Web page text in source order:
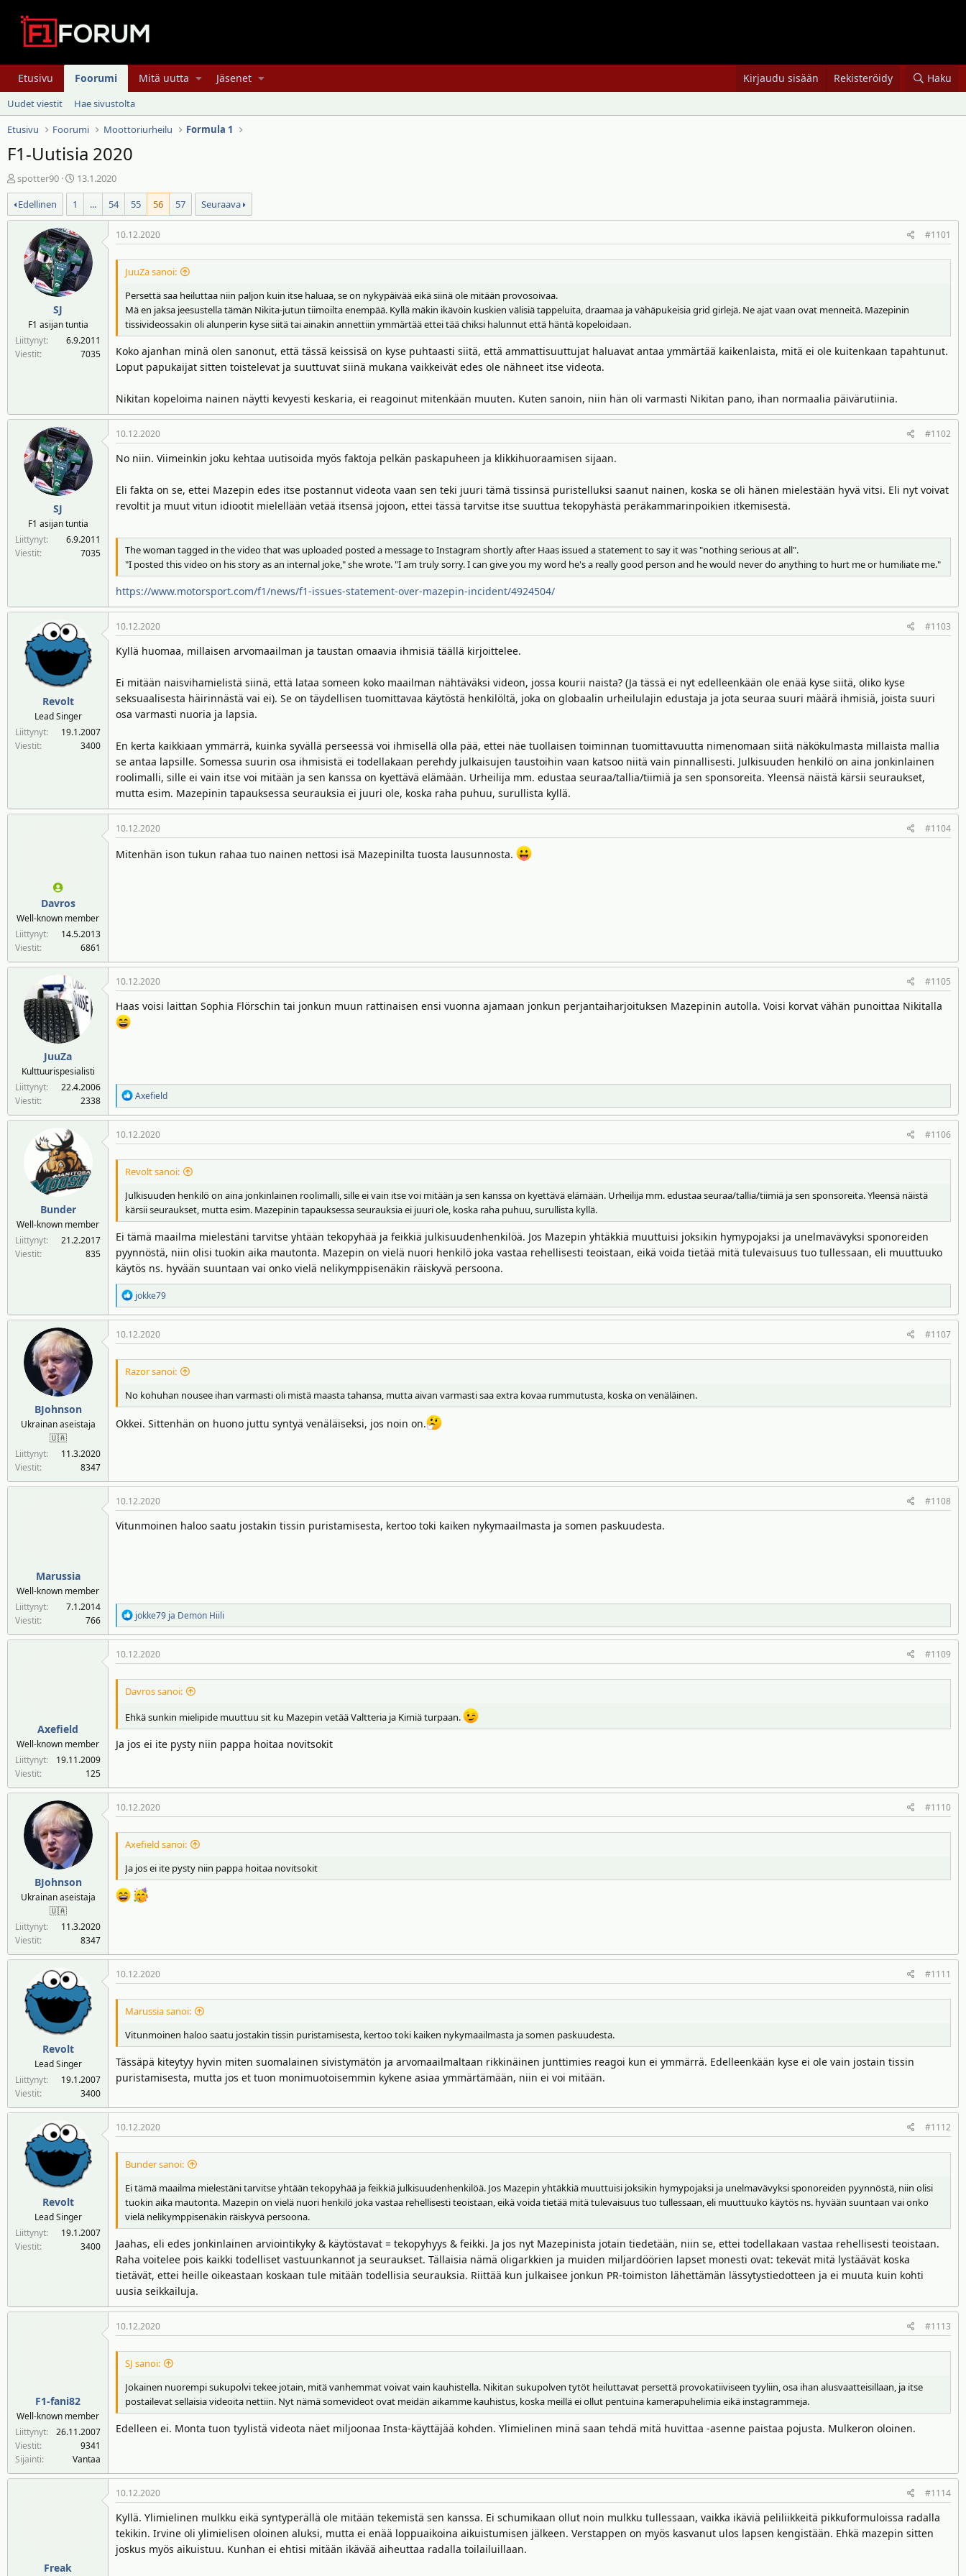
Etusivu Foorumi Mitä uutta Jäsenet Kirjaudu sisään Rekisteröidy Haku
Uudet viestit
Hae sivustolta
Etusivu
Foorumi Moottoriurheilu Formula 1
F1-Uutisia 2020
V
i
e
s
n
a
t
spotter90
A
l
i
t
u
s
p
ä
v
ä
m
13.1.2020
Edellinen
1 ... 54 55 56 57 Seuraava
SJ
F1 asijan tuntia
Liittynyt
6.9.2011
Viestit
7035
10.12.2020 #1101
JuuZa sanoi:
Persettä saa heiluttaa niin paljon kuin itse haluaa, se on nykypäivää eikä siinä ole mitään provosoivaa.
Mä en jaksa jeesustella tämän Nikita-jutun tiimoilta enempää. Kyllä mäkin ikävöin kuskien välisiä tappeluita, draamaa ja vähäpukeisia grid girlejä. Ne ajat vaan ovat menneitä. Mazepinin
tissivideossakin oli alunperin kyse siitä tai ainakin annettiin ymmärtää ettei tää chiksi halunnut että häntä kopeloidaan.
Koko ajanhan minä olen sanonut, että tässä keissisä on kyse puhtaasti siitä, että ammattisuuttujat haluavat antaa ymmärtää kaikenlaista, mitä ei ole kuitenkaan tapahtunut.
Loput papukaijat sitten toistelevat ja suuttuvat siinä mukana vaikkeivät edes ole nähneet itse videota.
Nikitan kopeloima nainen näytti kevyesti keskaria, ei reagoinut mitenkään muuten. Kuten sanoin, niin hän oli varmasti Nikitan pano, ihan normaalia päivärutiinia.
SJ
F1 asijan tuntia
Liittynyt
6.9.2011
Viestit
7035
10.12.2020 #1102
No niin. Viimeinkin joku kehtaa uutisoida myös faktoja pelkän paskapuheen ja klikkihuoraamisen sijaan.
Eli fakta on se, ettei Mazepin edes itse postannut videota vaan sen teki juuri tämä tissinsä puristelluksi saanut nainen, koska se oli hänen mielestään hyvä vitsi. Eli nyt voivat
revoltit ja muut vitun idiootit mielellään vetää itsensä jojoon, ettei tässä tarvitse itse suuttua tekopyhästä peräkammarinpoikien itkemisestä.
The woman tagged in the video that was uploaded posted a message to Instagram shortly after Haas issued a statement to say it was "nothing serious at all".
"I posted this video on his story as an internal joke," she wrote. "I am truly sorry. I can give you my word he's a really good person and he would never do anything to hurt me or humiliate me."
https://www.motorsport.com/f1/news/f1-issues-statement-over-mazepin-incident/4924504/
Revolt
Lead Singer
Liittynyt
19.1.2007
Viestit
3400
10.12.2020 #1103
Kyllä huomaa, millaisen arvomaailman ja taustan omaavia ihmisiä täällä kirjoittelee.
Ei mitään naisvihamielistä siinä, että lataa someen koko maailman nähtäväksi videon, jossa kourii naista? (Ja tässä ei nyt edelleenkään ole enää kyse siitä, oliko kyse
seksuaalisesta häirinnästä vai ei). Se on täydellisen tuomittavaa käytöstä henkilöltä, joka on globaalin urheilulajin edustaja ja jota seuraa suuri määrä ihmisiä, joista suuri
osa varmasti nuoria ja lapsia.
En kerta kaikkiaan ymmärrä, kuinka syvällä perseessä voi ihmisellä olla pää, ettei näe tuollaisen toiminnan tuomittavuutta nimenomaan siitä näkökulmasta millaista mallia
se antaa lapsille. Somessa suurin osa ihmisistä ei todellakaan perehdy julkaisujen taustoihin vaan katsoo niitä vain pinnallisesti. Julkisuuden henkilö on aina jonkinlainen
roolimalli, sille ei vain itse voi mitään ja sen kanssa on kyettävä elämään. Urheilija mm. edustaa seuraa/tallia/tiimiä ja sen sponsoreita. Yleensä näistä kärsii seuraukset,
mutta esim. Mazepinin tapauksessa seurauksia ei juuri ole, koska raha puhuu, surullista kyllä.
Davros
Well-known member
Liittynyt
14.5.2013
Viestit
6861
10.12.2020 #1104
Mitenhän ison tukun rahaa tuo nainen nettosi isä Mazepinilta tuosta lausunnosta.
JuuZa
Kulttuurispesialisti
Liittynyt
22.4.2006
Viestit
2338
10.12.2020 #1105
Haas voisi laittan Sophia Flörschin tai jonkun muun rattinaisen ensi vuonna ajamaan jonkun perjantaiharjoituksen Mazepinin autolla. Voisi korvat vähän punoittaa Nikitalla
R
e
a
k
i
o
t
Axefield
Bunder
Well-known member
Liittynyt
21.2.2017
Viestit
835
10.12.2020 #1106
Revolt sanoi:
Julkisuuden henkilö on aina jonkinlainen roolimalli, sille ei vain itse voi mitään ja sen kanssa on kyettävä elämään. Urheilija mm. edustaa seuraa/tallia/tiimiä ja sen sponsoreita. Yleensä näistä
kärsii seuraukset, mutta esim. Mazepinin tapauksessa seurauksia ei juuri ole, koska raha puhuu, surullista kyllä.
Ei tämä maailma mielestäni tarvitse yhtään tekopyhää ja feikkiä julkisuudenhenkilöä. Jos Mazepin yhtäkkiä muuttuisi joksikin hymypojaksi ja unelmavävyksi sponoreiden
pyynnöstä, niin olisi tuokin aika mautonta. Mazepin on vielä nuori henkilö joka vastaa rehellisesti teoistaan, eikä voida tietää mitä tulevaisuus tuo tullessaan, eli muuttuuko
käytös ns. hyvään suuntaan vai onko vielä nelikymppisenäkin räiskyvä persoona.
R
e
a
k
i
o
:
jokke79
BJohnson
Ukrainan aseistaja
🇺🇦
Liittynyt
11.3.2020
Viestit
8347
10.12.2020 #1107
Razor sanoi:
No kohuhan nousee ihan varmasti oli mistä maasta tahansa, mutta aivan varmasti saa extra kovaa rummutusta, koska on venäläinen.
Okkei. Sittenhän on huono juttu syntyä venäläiseksi, jos noin on.
Marussia
Well-known member
Liittynyt
7.1.2014
Viestit
766
10.12.2020 #1108
Vitunmoinen haloo saatu jostakin tissin puristamisesta, kertoo toki kaiken nykymaailmasta ja somen paskuudesta.
R
e
a
k
i
o
:
jokke79 ja Demon Hiili
Axefield
Well-known member
Liittynyt
19.11.2009
Viestit
125
10.12.2020 #1109
Davros sanoi:
Ehkä sunkin mielipide muuttuu sit ku Mazepin vetää Valtteria ja Kimiä turpaan.
Ja jos ei ite pysty niin pappa hoitaa novitsokit
BJohnson
Ukrainan aseistaja
🇺🇦
Liittynyt
11.3.2020
Viestit
8347
10.12.2020 #1110
Axefield sanoi:
Ja jos ei ite pysty niin pappa hoitaa novitsokit
Revolt
Lead Singer
Liittynyt
19.1.2007
Viestit
3400
10.12.2020 #1111
Marussia sanoi:
Vitunmoinen haloo saatu jostakin tissin puristamisesta, kertoo toki kaiken nykymaailmasta ja somen paskuudesta.
Tässäpä kiteytyy hyvin miten suomalainen sivistymätön ja arvomaailmaltaan rikkinäinen junttimies reagoi kun ei ymmärrä. Edelleenkään kyse ei ole vain jostain tissin
puristamisesta, mutta jos et tuon monimuotoisemmin kykene asiaa ymmärtämään, niin ei voi mitään.
Revolt
Lead Singer
Liittynyt
19.1.2007
Viestit
3400
10.12.2020 #1112
Bunder sanoi:
Ei tämä maailma mielestäni tarvitse yhtään tekopyhää ja feikkiä julkisuudenhenkilöä. Jos Mazepin yhtäkkiä muuttuisi joksikin hymypojaksi ja unelmavävyksi sponoreiden pyynnöstä, niin olisi
tuokin aika mautonta. Mazepin on vielä nuori henkilö joka vastaa rehellisesti teoistaan, eikä voida tietää mitä tulevaisuus tuo tullessaan, eli muuttuuko käytös ns. hyvään suuntaan vai onko
vielä nelikymppisenäkin räiskyvä persoona.
Jaahas, eli edes jonkinlainen arviointikyky & käytöstavat = tekopyhyys & feikki. Ja jos nyt Mazepinista jotain tiedetään, niin se, ettei todellakaan vastaa rehellisesti teoistaan.
Raha voitelee pois kaikki todelliset vastuunkannot ja seuraukset. Tällaisia nämä oligarkkien ja muiden miljardöörien lapset monesti ovat: tekevät mitä lystäävät koska
tietävät, ettei heille oikeastaan koskaan tule mitään todellisia seurauksia. Riittää kun julkaisee jonkun PR-toimiston lähettämän lässytystiedotteen ja ei muuta kuin kohti
uusia seikkailuja.
F1-fani82
Well-known member
Liittynyt
26.11.2007
Viestit
9341
Sijainti
Vantaa
10.12.2020 #1113
SJ sanoi:
Jokainen nuorempi sukupolvi tekee jotain, mitä vanhemmat voivat vain kauhistella. Nikitan sukupolven tytöt heiluttavat persettä provokatiiviseen tyyliin, osa ihan alusvaatteisillaan, ja itse
postailevat sellaisia videoita nettiin. Nyt nämä somevideot ovat meidän aikamme kauhistus, koska meillä ei ollut pentuina kamerapuhelimia eikä instagrammeja.
Edelleen ei. Monta tuon tyylistä videota näet miljoonaa Insta-käyttäjää kohden. Ylimielinen minä saan tehdä mitä huvittaa -asenne paistaa pojusta. Mulkeron oloinen.
Freak
10.12.2020 #1114
Kyllä. Ylimielinen mulkku eikä syntyperällä ole mitään tekemistä sen kanssa. Ei schumikaan ollut noin mulkku tullessaan, vaikka ikäviä peliliikkeitä pikkuformuloissa radalla
tekikin. Irvine oli ylimielisen oloinen aluksi, mutta ei enää loppuaikoina aikuistumisen jälkeen. Verstappen on myös kasvanut ulos lapsen kengistään. Ehkä mazepin sitten
joskus myös aikuistuu. Kunhan ei ehtisi mitään ikävää aiheuttaa radalla toilailuillaan.